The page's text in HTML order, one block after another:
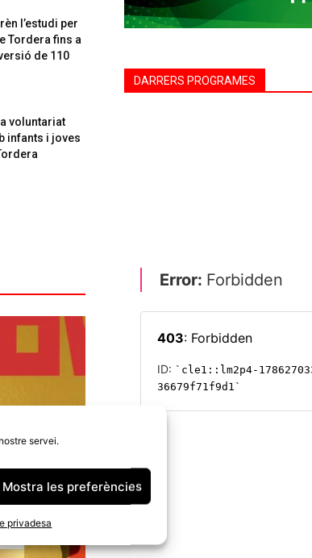
servei.
Mostra les preferències
privadesa
l’estudi per
Tordera fins a
de 110
voluntariat
infants i joves
DARRERS PROGRAMES